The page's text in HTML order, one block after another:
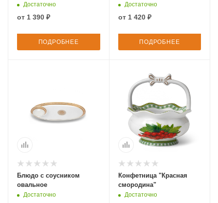
Достаточно
от 1 390 ₽
ПОДРОБНЕЕ
Достаточно
от 1 420 ₽
ПОДРОБНЕЕ
Блюдо с соусником
овальное
Достаточно
Конфетница "Красная
смородина"
Достаточно